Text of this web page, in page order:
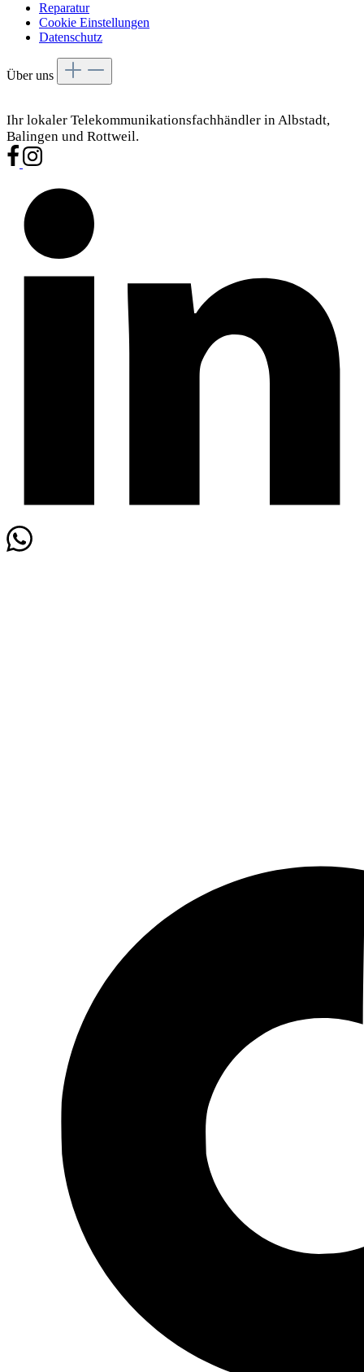
Reparatur
Cookie Einstellungen
Datenschutz
Über uns
Ihr lokaler Telekommunikationsfachhändler in Albstadt,
Balingen und Rottweil.